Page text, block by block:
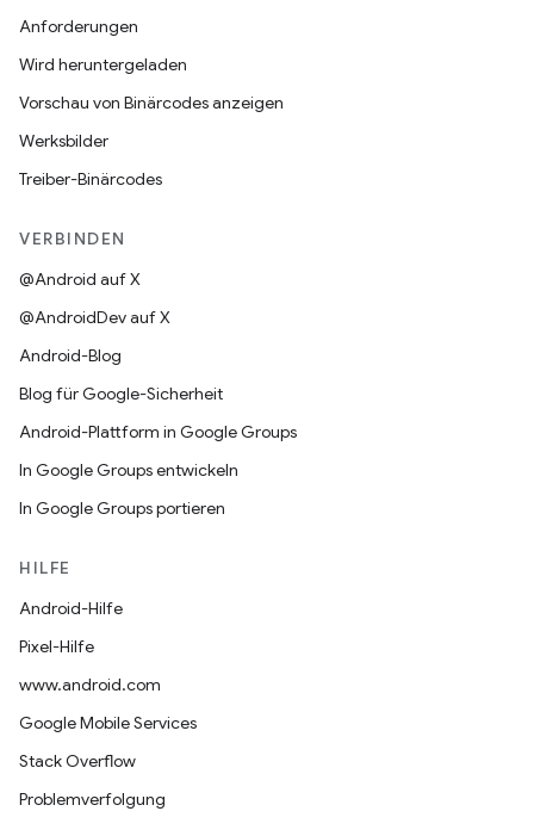
Anforderungen
Wird heruntergeladen
Vorschau von Binärcodes anzeigen
Werksbilder
Treiber-Binärcodes
VERBINDEN
@Android auf X
@AndroidDev auf X
Android-Blog
Blog für Google-Sicherheit
Android-Plattform in Google Groups
In Google Groups entwickeln
In Google Groups portieren
HILFE
Android-Hilfe
Pixel-Hilfe
www.android.com
Google Mobile Services
Stack Overflow
Problemverfolgung